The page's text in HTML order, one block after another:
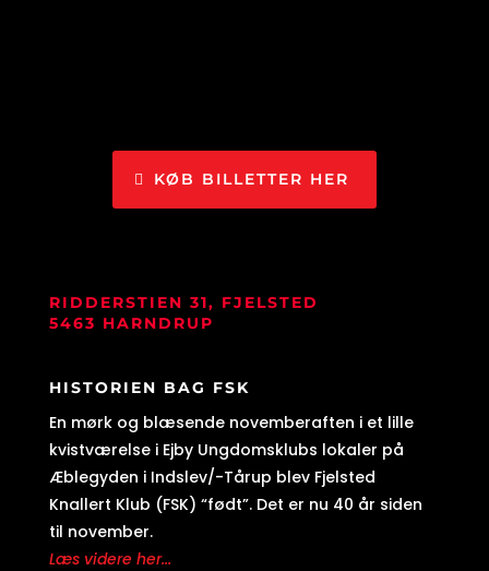
KØB BILLETTER HER
RIDDERSTIEN 31, FJELSTED
5463 HARNDRUP
HISTORIEN BAG FSK
En mørk og blæsende novemberaften i et lille
kvistværelse i Ejby Ungdomsklubs lokaler på
Æblegyden i Indslev/-Tårup blev Fjelsted
Knallert Klub (FSK) “født”. Det er nu 40 år siden
til november.
Læs videre her...